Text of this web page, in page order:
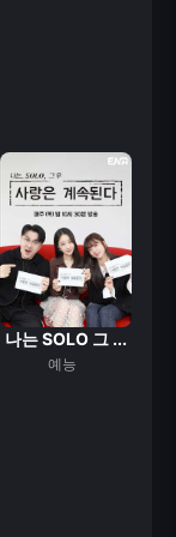
나는 SOLO 그 ...
예능